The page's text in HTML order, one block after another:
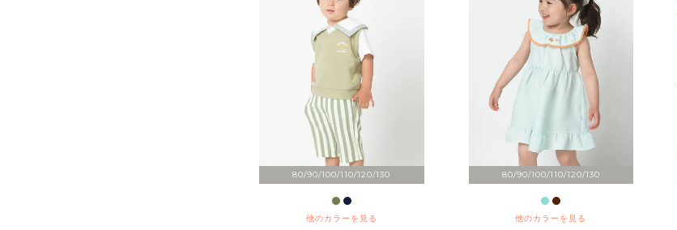
80/90/100/110/120/130
他のカラーを見る
80/90/100/110/120/130
他のカラーを見る